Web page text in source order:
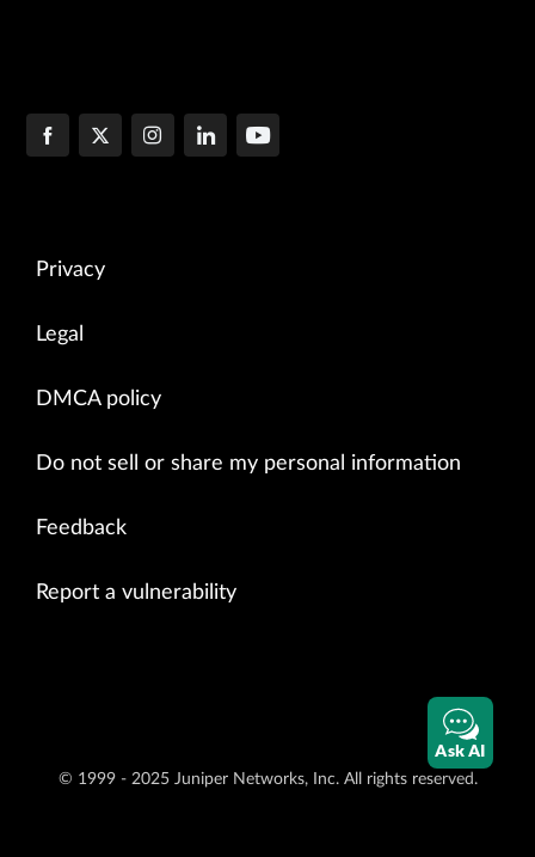
Privacy
Legal
DMCA policy
Do not sell or share my personal information
Feedback
Report a vulnerability
© 1999 - 2025 Juniper Networks, Inc. All rights reserved.
Ask AI